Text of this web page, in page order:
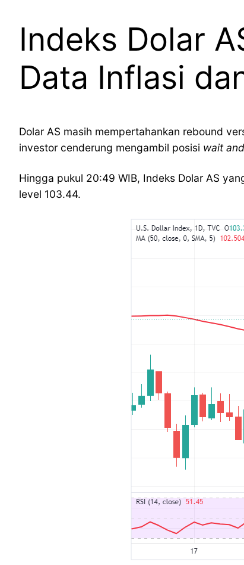
Indeks Dolar
Data Inflasi
Dolar AS masih mempertahankan rebound
investor cenderung mengambil posisi wait
Hingga pukul 20:49 WIB, Indeks Dolar AS
level 103.44.